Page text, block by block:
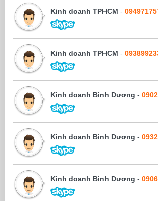
Kinh doanh TPHCM -
Kinh doanh TPHCM -
Kinh doanh Bình Dương -
Kinh doanh Bình Dương -
Kinh doanh Bình Dương -